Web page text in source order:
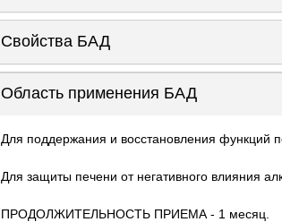
Свойства БАД
Область применения БАД
Для поддержания и восстановления функций
Для защиты печени от негативного влияния
ПРОДОЛЖИТЕЛЬНОСТЬ ПРИЕМА - 1 месяц.